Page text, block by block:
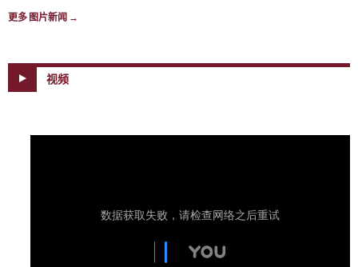
更多 图片新闻 →
视频